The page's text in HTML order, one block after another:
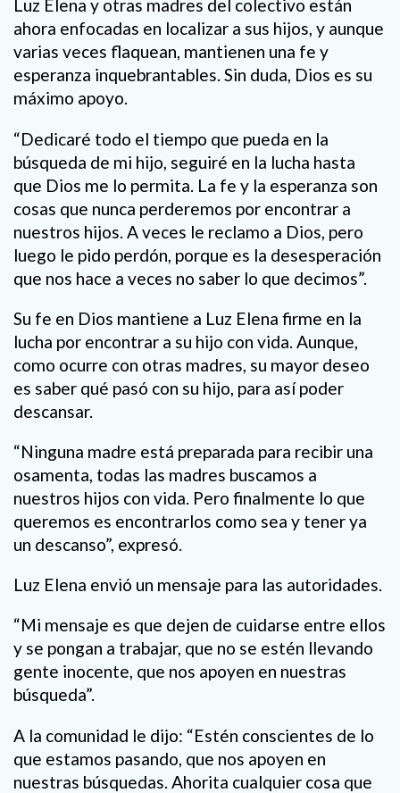
Luz Elena y otras madres del colectivo están
ahora enfocadas en localizar a sus hijos, y aunque
varias veces flaquean, mantienen una fe y
esperanza inquebrantables. Sin duda, Dios es su
máximo apoyo.
“Dedicaré todo el tiempo que pueda en la
búsqueda de mi hijo, seguiré en la lucha hasta
que Dios me lo permita. La fe y la esperanza son
cosas que nunca perderemos por encontrar a
nuestros hijos. A veces le reclamo a Dios, pero
luego le pido perdón, porque es la desesperación
que nos hace a veces no saber lo que decimos”.
Su fe en Dios mantiene a Luz Elena firme en la
lucha por encontrar a su hijo con vida. Aunque,
como ocurre con otras madres, su mayor deseo
es saber qué pasó con su hijo, para así poder
descansar.
“Ninguna madre está preparada para recibir una
osamenta, todas las madres buscamos a
nuestros hijos con vida. Pero finalmente lo que
queremos es encontrarlos como sea y tener ya
un descanso”, expresó.
Luz Elena envió un mensaje para las autoridades.
“Mi mensaje es que dejen de cuidarse entre ellos
y se pongan a trabajar, que no se estén llevando
gente inocente, que nos apoyen en nuestras
búsqueda”.
A la comunidad le dijo: “Estén conscientes de lo
que estamos pasando, que nos apoyen en
nuestras búsquedas. Ahorita cualquier cosa que